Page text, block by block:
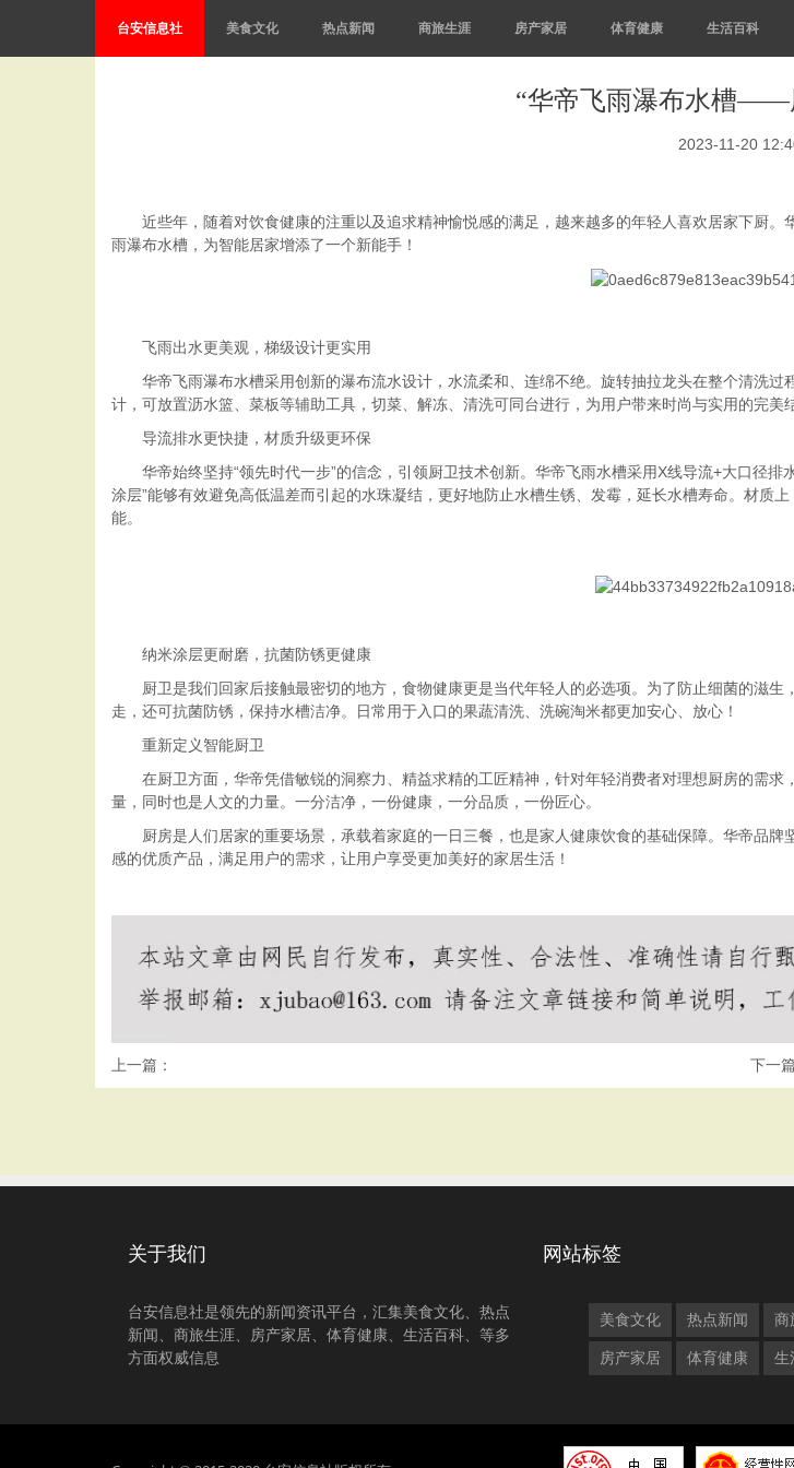
台安信息社 美食文化 热点新闻 商旅生涯 房产家居 体育健康 生活百科
“华帝飞雨瀑布水槽——
2023-11-20
近些年，随着对饮食健康的注重以及追求精神愉悦感的满足，越来越多的年轻人喜欢居家下厨
雨瀑布水槽，为智能居家增添了一个新能手！
飞雨出水更美观，梯级设计更实用
华帝飞雨瀑布水槽采用创新的瀑布流水设计，水流柔和、连绵不绝。旋转抽拉龙头在整个清洗
计，可放置沥水篮、菜板等辅助工具，切菜、解冻、清洗可同台进行，为用户带来时尚与实用的完美
导流排水更快捷，材质升级更环保
华帝始终坚持“领先时代一步”的信念，引领厨卫技术创新。华帝飞雨水槽采用X线导流+大口径
涂层”能够有效避免高低温差而引起的水珠凝结，更好地防止水槽生锈、发霉，延长水槽寿命。材质
能。
纳米涂层更耐磨，抗菌防锈更健康
厨卫是我们回家后接触最密切的地方，食物健康更是当代年轻人的必选项。为了防止细菌的滋
走，还可抗菌防锈，保持水槽洁净。日常用于入口的果蔬清洗、洗碗淘米都更加安心、放心！
重新定义智能厨卫
在厨卫方面，华帝凭借敏锐的洞察力、精益求精的工匠精神，针对年轻消费者对理想厨房的需
量，同时也是人文的力量。一分洁净，一份健康，一分品质，一份匠心。
厨房是人们居家的重要场景，承载着家庭的一日三餐，也是家人健康饮食的基础保障。华帝品
感的优质产品，满足用户的需求，让用户享受更加美好的家居生活！
上一篇： 下一
关于我们
台安信息社是领先的新闻资讯平台，汇集美食文化、热点
新闻、商旅生涯、房产家居、体育健康、生活百科、等多
方面权威信息
网站标签
美食文化 热点新闻 商
房产家居 体育健康 生